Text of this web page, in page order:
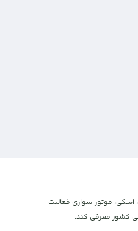
اسکی، موتور سواری فعالیت
کشور معرفی کند.